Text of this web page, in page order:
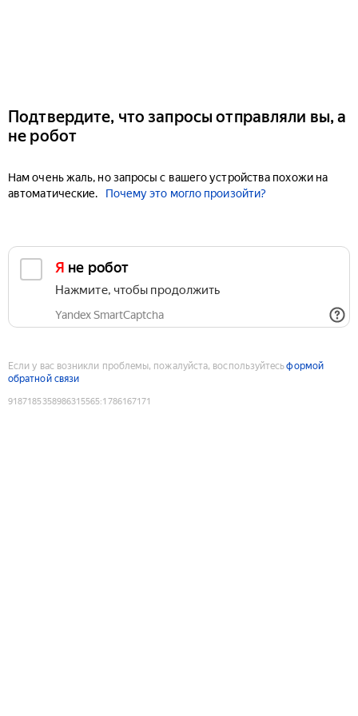
Подтвердите, что запросы отправляли вы, а
не робот
Нам очень жаль, но запросы с вашего устройства похожи на
автоматические.
Почему это могло произойти?
Я не робот
Нажмите, чтобы продолжить
Yandex SmartCaptcha
Если у вас возникли проблемы, пожалуйста, воспользуйтесьформой
обратной связи
9187185358986315565:1786167171